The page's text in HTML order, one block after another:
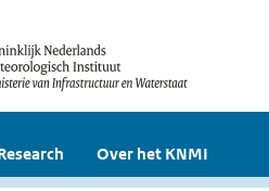
Over het KNMI